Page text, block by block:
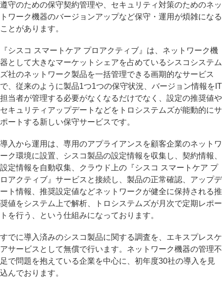
遵守のための保守契約管理や、セキュリティ対策のためのネッ
トワーク機器のバージョンアップなど保守・運用が煩雑になる
ことがあります。
『シスコ スマートケア プロアクティブ』は、ネットワーク機
器として大きなマーケットシェアを占めているシスコシステム
ズ社のネットワーク製品を一括管理できる画期的なサービス
で、従来のように製品1つ1つの保守状況、バージョン情報をIT
担当者が管理する必要がなくなるだけでなく、設定の推奨値や
セキュリティアップデートなどをトロシステムズが能動的にサ
ポートする新しい保守サービスです。
導入から運用は、専用のアプライアンスを顧客企業のネットワ
ーク環境に設置、シスコ製品の設定情報を収集し、契約情報、
設定情報を自動収集、クラウド上の『シスコ スマートケア プ
ロアクティブ』サービスと接続し、製品の正常確認、アップデ
ート情報、推奨設定値などネットワークが健全に保持される推
奨値をシステム上で解析、トロシステムズが月次で定期レポー
トを行う、という仕組みになっております。
すでに導入済みのシスコ製品に関する調査を、エキスプレスケ
アサービスとして無償で行います。ネットワーク機器の管理不
足で問題を抱えている企業を中心に、初年度30社の導入を見
込んでおります。